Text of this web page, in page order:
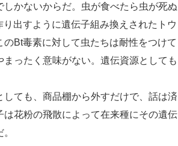
かないからだ。虫が食べたら虫が死ぬ
出すように遺伝子組み換えされたトウ
Bt毒素に対して虫たちは耐性をつけて
ったく意味がない。遺伝資源としても
ても、商品棚から外すだけで、話は済
は花粉の飛散によって在来種にその遺伝